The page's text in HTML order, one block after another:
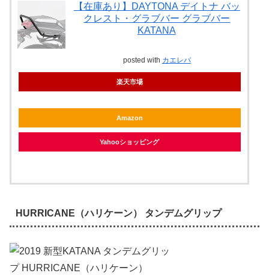
【在庫あり】DAYTONA デイトナ バッ
クレスト・グラブバー グラブバー
KATANA
posted with カエレバ
楽天市場
Amazon
Yahooショッピング
HURRICANE（ハリケーン） タンデムグリップ